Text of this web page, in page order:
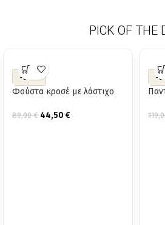
PICK OF THE
-50%
Φούστα κροσέ με λάστιχο
89,00€ 44,50 €
-